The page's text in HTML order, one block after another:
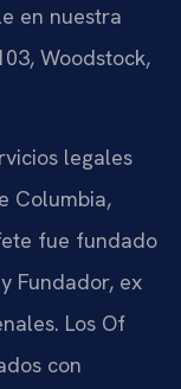
en nuestra
Woodstock,
legales
Columbia,
fue fundado
Fundador, ex
Los Of
con